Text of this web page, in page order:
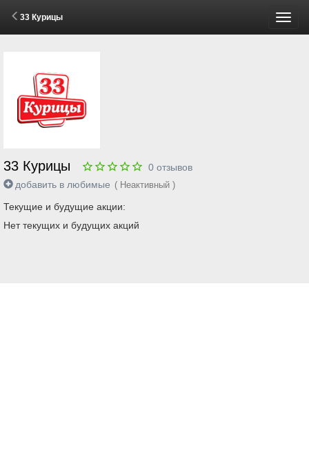
33 Курицы
33 Курицы 0 отзывов
добавить в любимые ( Неактивный )
Текущие и будущие акции:
Нет текущих и будущих акций